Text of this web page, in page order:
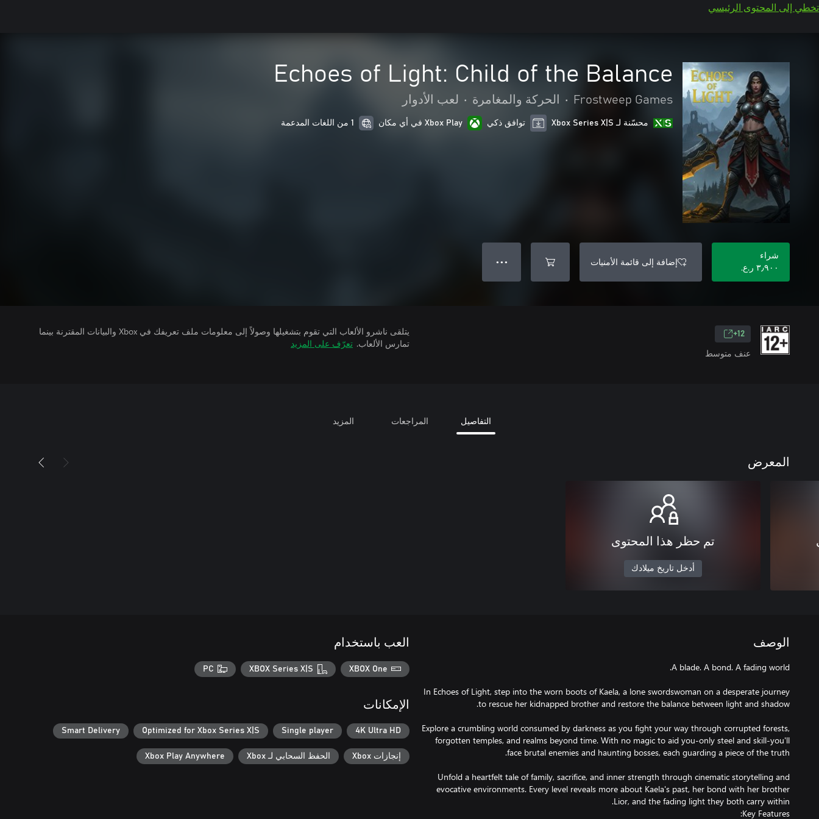
تخطي إلى المحتوى الرئيسي
Echoes of Light: Child of the Balance
Frostweep Games
• الحركة والمغامرة • لعب الأدوار
محسّنة لـ Xbox Series X|S توافق ذكي Xbox Play في أي مكان 1 من اللغات المدعمة
شراء
٣٫٩٠٠ ر.ع.‏
إضافة إلى قائمة الأمنيات ● ● ●
12+
عنف متوسط
يتلقى ناشرو الألعاب التي تقوم بتشغيلها وصولاً إلى معلومات ملف تعريفك في Xbox والبيانات المقترنة بينما
تمارس الألعاب. تعرّف على المزيد
التفاصيل المراجعات المزيد
المعرض
تم حظر هذا المحتوى
أدخل تاريخ ميلادك
الوصف
In Echoes of Light, step into the worn boots of Kaela, a lone swordswoman on a desperate journey
Explore a crumbling world consumed by darkness as you fight your way through corrupted forests,
forgotten temples, and realms beyond time. With no magic to aid you-only steel and skill-you'll
Unfold a heartfelt tale of family, sacrifice, and inner strength through cinematic storytelling and
evocative environments. Every level reveals more about Kaela's past, her bond with her brother
العب باستخدام
XBOX One
XBOX Series X|S
PC
الإمكانات
4K Ultra HD
Single player
Optimized for Xbox Series X|S
Smart Delivery
إنجازات Xbox الحفظ السحابي لـ Xbox Xbox Play Anywhere